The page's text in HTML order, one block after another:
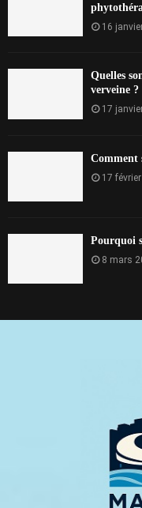
16
Quelles
verveine ?
17
Comment
17
Pourquoi
8 mars